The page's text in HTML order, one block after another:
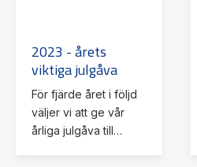
2023 - årets
viktiga julgåva
För fjärde året i följd
väljer vi att ge vår
årliga julgåva till